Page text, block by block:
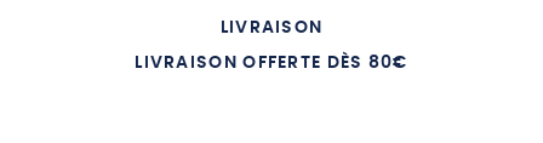
LIVRAISON
LIVRAISON OFFERTE DÈS 80€